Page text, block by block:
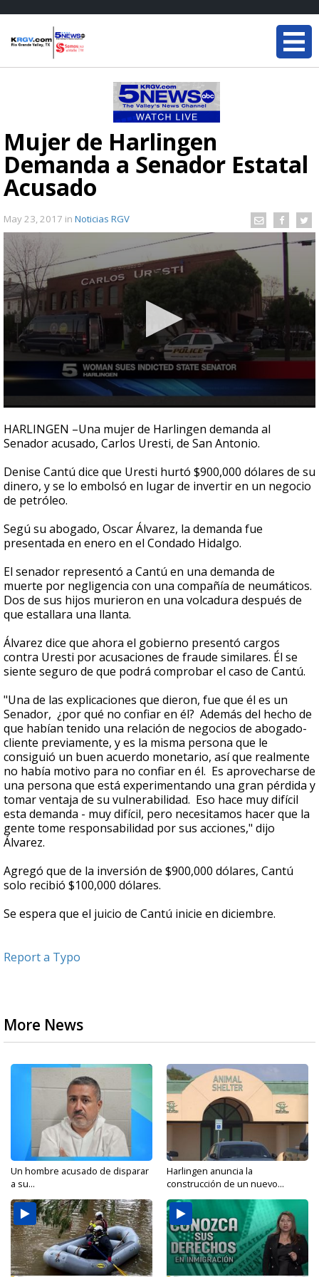
Mujer de Harlingen
Demanda a Senador Estatal
Acusado
May 23, 2017 in Noticias RGV
seconds
of
1
25
seconds
HARLINGEN –Una mujer de Harlingen demanda al
Senador acusado, Carlos Uresti, de San Antonio.
Denise Cantú dice que Uresti hurtó $900,000 dólares de su
dinero, y se lo embolsó en lugar de invertir en un negocio
de petróleo.
Segú su abogado, Oscar Álvarez, la demanda fue
presentada en enero en el Condado Hidalgo.
El senador representó a Cantú en una demanda de
muerte por negligencia con una compañía de neumáticos.
Dos de sus hijos murieron en una volcadura después de
que estallara una llanta.
Álvarez dice que ahora el gobierno presentó cargos
contra Uresti por acusaciones de fraude similares. Él se
siente seguro de que podrá comprobar el caso de Cantú.
"Una de las explicaciones que dieron, fue que él es un
Senador, ¿por qué no confiar en él? Además del hecho de
que habían tenido una relación de negocios de abogado-
cliente previamente, y es la misma persona que le
consiguió un buen acuerdo monetario, así que realmente
no había motivo para no confiar en él. Es aprovecharse de
una persona que está experimentando una gran pérdida y
tomar ventaja de su vulnerabilidad. Eso hace muy difícil
esta demanda - muy difícil, pero necesitamos hacer que la
gente tome responsabilidad por sus acciones," dijo
Álvarez.
Agregó que de la inversión de $900,000 dólares, Cantú
solo recibió $100,000 dólares.
Se espera que el juicio de Cantú inicie en diciembre.
Report a Typo
More News
Un hombre acusado de disparar
a su...
Harlingen anuncia la
construcción de un nuevo...